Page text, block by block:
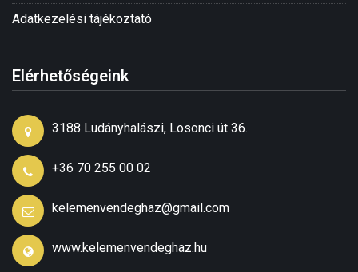
Adatkezelési tájékoztató
Elérhetőségeink
3188 Ludányhalászi, Losonci út 36.
+36 70 255 00 02
kelemenvendeghaz@gmail.com
www.kelemenvendeghaz.hu